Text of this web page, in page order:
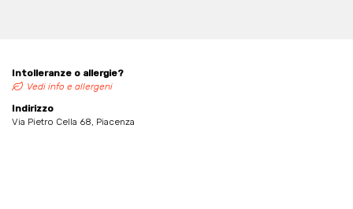
Intolleranze o allergie?
Vedi info e allergeni
Indirizzo
Via Pietro Cella 68, Piacenza